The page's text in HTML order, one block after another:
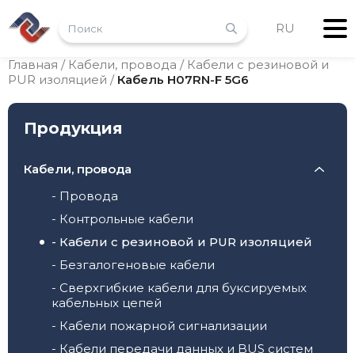
RU
Главная / Кабели, провода / Кабели с резиновой и
PUR изоляцией / Кабель H07RN-F 5G6
Продукция
Кабели, провода
- Провода
- Контрольные кабели
- Кабели с резиновой и PUR изоляцией
- Безгалогеновые кабели
- Сверхгибкие кабели для буксируемых
кабельных цепей
- Кабели пожарной сигнализации
- Кабели передачи данных и BUS систем